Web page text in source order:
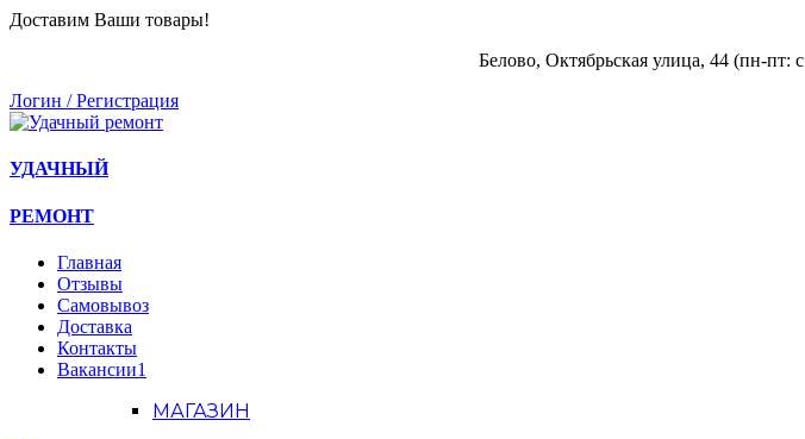
Доставим Ваши товары!
Белово, Октябрьская улица, 44 (пн-пт: с
Логин / Регистрация
УДАЧНЫЙ
РЕМОНТ
Главная
Отзывы
Самовывоз
Доставка
Контакты
Вакансии1
МАГАЗИН